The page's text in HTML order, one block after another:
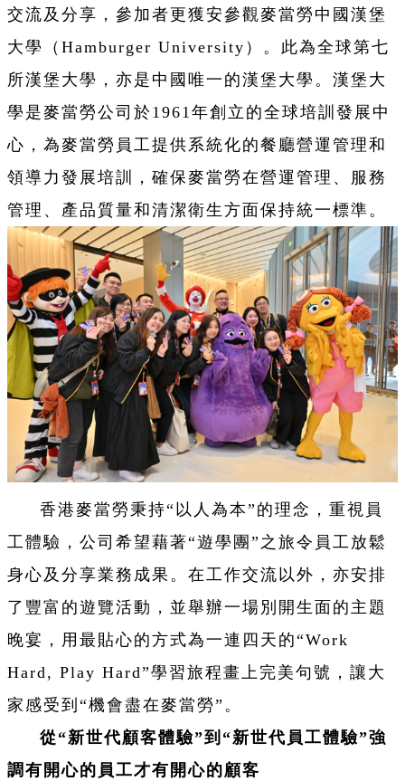
交流及分享，參加者更獲安參觀麥當勞中國漢堡
大學（Hamburger University）。此為全球第七
所漢堡大學，亦是中國唯一的漢堡大學。漢堡大
學是麥當勞公司於1961年創立的全球培訓發展中
心，為麥當勞員工提供系統化的餐廳營運管理和
領導力發展培訓，確保麥當勞在營運管理、服務
管理、產品質量和清潔衛生方面保持統一標準。
香港麥當勞秉持“以人為本”的理念，重視員
工體驗，公司希望藉著“遊學團”之旅令員工放鬆
身心及分享業務成果。在工作交流以外，亦安排
了豐富的遊覽活動，並舉辦一場別開生面的主題
晚宴，用最貼心的方式為一連四天的“Work
Hard, Play Hard”學習旅程畫上完美句號，讓大
家感受到“機會盡在麥當勞”。
從“新世代顧客體驗”到“新世代員工體驗”強
調有開心的員工才有開心的顧客